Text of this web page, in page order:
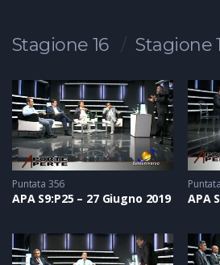
10.00
Stagione 16 Stagione
Puntata 356
APA S9:P25 – 27 Giugno 2019 APA